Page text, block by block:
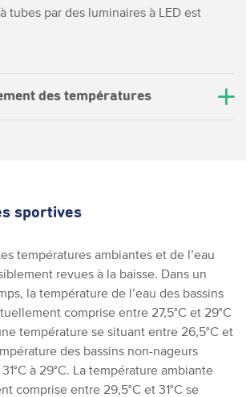
tubes par des luminaires à LED est
des températures
sportives
températures ambiantes et de l’eau
revues à la baisse. Dans un
la température de l’eau des bassins
comprise entre 27,5°C et 29°C
température se situant entre 26,5°C et
des bassins non-nageurs
à 29°C. La température ambiante
comprise entre 29,5°C et 31°C se